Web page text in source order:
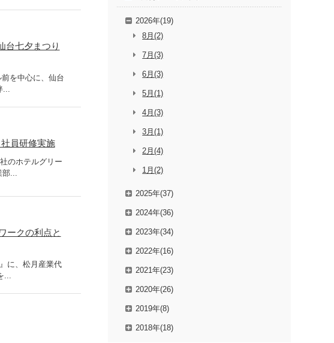
台七夕まつり
を中心に、仙台
...
員研修実施
のホテルグリー
部...
ークの利点と
に、松月産業代
...
2026年(19)
8月(2)
7月(3)
6月(3)
5月(1)
4月(3)
3月(1)
2月(4)
1月(2)
2025年(37)
2024年(36)
2023年(34)
2022年(16)
2021年(23)
2020年(26)
2019年(8)
2018年(18)